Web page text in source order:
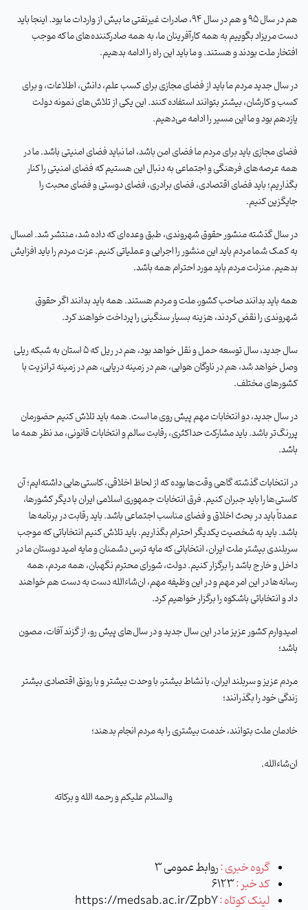
هم در سال۹۵و هم در سال 94، صادرات غیرنفتی ما بیش از واردات ما بود . اینجا باید
دست مریزاد بگوییم به همه کارآفرینان ما، به همه صادرکننده‌های ما که موجب
افتخار ملت بودند و هستند. و ما باید این راه را ادامه بدهیم.
در سال جدید مردم ما باید از فضای مجازی برای کسب علم، دانش، اطلاعات، و برای
کسب و کارشان، بیشتر بتوانند استفاده کنند. این یکی از تلاش‌های نمونه دولت
یازدهم بود و ما این مسیر را ادامه می‌دهیم.
فضای مجازی باید برای مردم ما فضای امن باشد، اما نباید فضای امنیتی باشد. ما در
همه عرصه‌های فرهنگی و اجتماعی به دنبال این هستیم که فضای امنیتی را کنار
بگذاریم؛ باید فضای اقتصادی، فضای برادری، فضای دوستی و فضای محبت را
جایگزین کنیم.
در سال گذشته منشور حقوق شهروندی، طبق وعده‌ای که داده شد، منتشر شد. امسال
به کمک شما مردم باید این منشور را اجرایی و عملیاتی کنیم. عزت مردم را باید افزایش
بدهیم. منزلت مردم باید مورد احترام همه باشد.
همه باید بدانند صاحب کشور، ملت و مردم هستند. همه باید بدانند اگر حقوق
شهروندی را نقض کردند، هزینه بسیار سنگینی را پرداخت خواهند کرد.
سال جدید، سال توسعه حمل و نقل خواهد بود، هم در ریل که 5 استان به شبکه ریلی
وصل خواهد شد، هم در ناوگان هوایی، هم در زمینه دریایی، هم در زمینه ترانزیت با
کشورهای مختلف.
در سال جدید، دو انتخابات مهم پیش روی ما است. همه باید تلاش کنیم حضورمان
پررنگ‌تر باشد. باید مشارکت حداکثری، رقابت سالم و انتخابات قانونی، مد نظر همه ما
باشد.
در انتخابات‌ گذشته گاهی وقت‌ها بوده که از لحاظ اخلاقی، کاستی‌هایی داشته‌ایم؛ آن
کاستی‌ها را باید جبران کنیم. فرق انتخابات جمهوری اسلامی ایران با دیگر کشورها،
عمدتاً باید در بحث اخلاق و فضای مناسب اجتماعی باشد. باید رقابت در برنامه‌ها
باشد. باید به شخصیت یکدیگر احترام بگذاریم. باید تلاش کنیم انتخاباتی که موجب
سربلندی بیشتر ملت ایران، انتخاباتی که مایه ترس دشمنان و مایه امید دوستان ما در
داخل و خارج باشد را برگزار کنیم. دولت، شورای محترم نگهبان، همه مردم، همه
رسانه‌ها در این امر مهم و در این وظیفه مهم، ان‌شاء‌الله دست به دست هم خواهند
داد و انتخاباتی باشکوه را برگزار خواهیم کرد.
امیدوارم کشور عزیز ما در این سال جدید و در سال‌های پیش رو، از گزند آفات، مصون
باشد؛
مردم عزیز و سربلند ایران، با نشاط بیشتر، با وحدت بیشتر و با رونق اقتصادی بیشتر
زندگی خود را بگذرانند؛
خادمان ملت بتوانند، خدمت بیشتری را به مردم انجام بدهند؛
ان‌شاء‌الله.
والسلام علیکم و رحمه الله و برکاته
گروه خبری :روابط عمومی 3
کد خبر :6123
لینک کوتاه :https://medsab.ac.ir/Zpb7